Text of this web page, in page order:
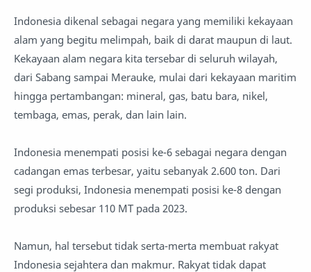
Indonesia dikenal sebagai negara yang memiliki kekayaan
alam yang begitu melimpah, baik di darat maupun di laut.
Kekayaan alam negara kita tersebar di seluruh wilayah,
dari Sabang sampai Merauke, mulai dari kekayaan maritim
hingga pertambangan: mineral, gas, batu bara, nikel,
tembaga, emas, perak, dan lain lain.
Indonesia menempati posisi ke-6 sebagai negara dengan
cadangan emas terbesar, yaitu sebanyak 2.600 ton. Dari
segi produksi, Indonesia menempati posisi ke-8 dengan
produksi sebesar 110 MT pada 2023.
Namun, hal tersebut tidak serta-merta membuat rakyat
Indonesia sejahtera dan makmur. Rakyat tidak dapat